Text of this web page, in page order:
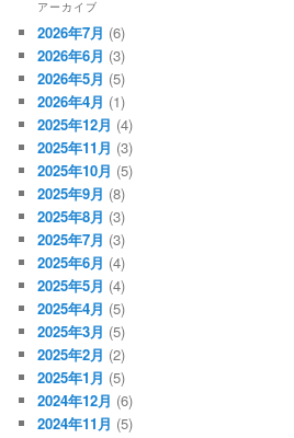
アーカイブ
2026年7月 (6)
2026年6月 (3)
2026年5月 (5)
2026年4月 (1)
2025年12月 (4)
2025年11月 (3)
2025年10月 (5)
2025年9月 (8)
2025年8月 (3)
2025年7月 (3)
2025年6月 (4)
2025年5月 (4)
2025年4月 (5)
2025年3月 (5)
2025年2月 (2)
2025年1月 (5)
2024年12月 (6)
2024年11月 (5)